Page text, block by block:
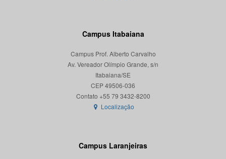
Campus Itabaiana
Campus Prof. Alberto Carvalho
Av. Vereador Olímpio Grande, s/n
Itabaiana/SE
CEP 49506-036
Localização
Campus Laranjeiras